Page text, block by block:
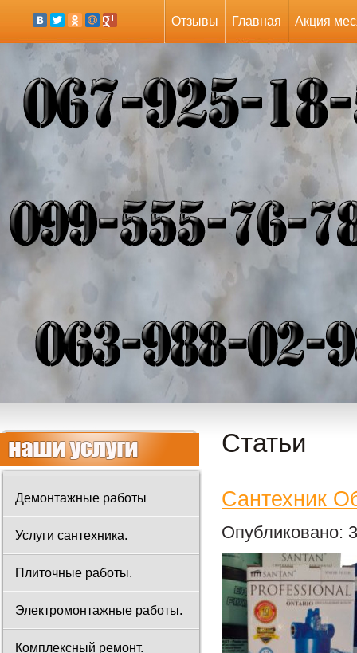
Отзывы Главная Акция
Демонтажные работы
Услуги сантехника.
Плиточные работы.
Электромонтажные работы.
Комплексный ремонт.
Статьи
Сантехник
Опубликовано: